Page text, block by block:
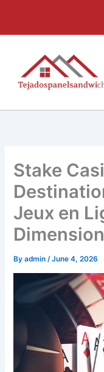
content
Stake
Jeux en
Dimension
Byadmin/June 4, 2026